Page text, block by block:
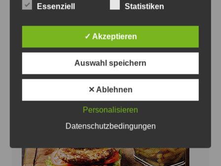
Montagnacht gesperrt
7. August 2026 0
Essenziell Statistiken
✓ Akzeptieren
Auswahl speichern
✕ Ablehnen
Personalisieren
Datenschutzbedingungen